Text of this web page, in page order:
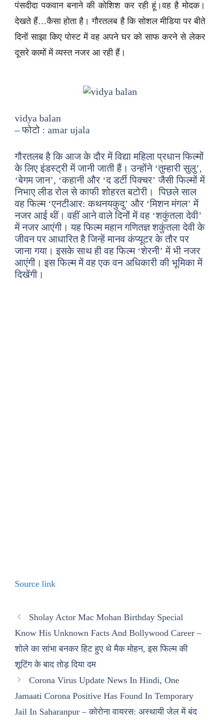
पंसदीदा पकवान बनाने की कोशिश कर रही हूं।वह है मोदक।
देखते हैं…कैसा होता है। गौरतलब है कि सोशल मीडिया पर बीते
दिनों साझा किए पोस्ट में वह अपने घर को साफ करने से लेकर
दूसरे कामों में व्यस्त नजर आ रही हैं।
vidya balan
– फोटो : amar ujala
गौरतलब है कि आज के दौर में विद्या महिला प्रधान फिल्मों
के लिए इंडस्ट्री में जानी जाती हैं। उन्होंने ‘तुम्हारी सुलु’,
‘बेगम जान’, ‘कहानी और ‘द डर्टी पिक्चर’ जैसी फिल्मों में
निभाए लीड रोल से काफी शोहरत बटोरी। पिछले साल
वह फिल्म ‘एनटीआर: कथनयकुदु’ और ‘मिशन मंगल’ में
नजर आई थीं। वहीं आने वाले दिनों में वह ‘शकुंतला देवी’
में नजर आएंगी। यह फिल्म महान गणितज्ञ शकुंतला देवी के
जीवन पर आधारित है जिन्हें मानव कंप्यूटर के तौर पर
जाना गया। इसके साथ ही वह फिल्म ‘शेरनी’ में भी नजर
आएंगी। इस फिल्म में वह एक वन अधिकारी की भूमिका में
दिखेंगी।
Source link
Sholay Actor Mac Mohan Birthday Special
Know His Unknown Facts And Bollywood Career –
शोले का सांभा बनकर हिट हुए थे मैक मोहन, इस फिल्म की
शूटिंग के बाद तोड़ दिया दम
Corona Virus Update News In Hindi, One
Jamaati Corona Positive Has Found In Temporary
Jail In Saharanpur – कोरोना वायरस: अस्थायी जेल में बंद